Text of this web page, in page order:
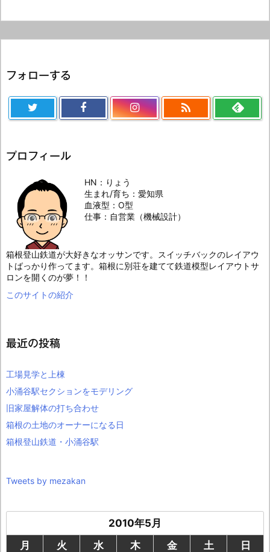
フォローする

プロフィール
HN：りょう
生まれ/育ち：愛知県
血液型：O型
仕事：自営業（機械設計）
箱根登山鉄道が大好きなオッサンです。スイッチバックのレイアウ
トばっかり作ってます。箱根に別荘を建てて鉄道模型レイアウトサ
ロンを開くのが夢！！
このサイトの紹介
最近の投稿
工場見学と上棟
小涌谷駅セクションをモデリング
旧家屋解体の打ち合わせ
箱根の土地のオーナーになる日
箱根登山鉄道・小涌谷駅
Tweets by mezakan
2010年5月
月
火 水 木 金 土
日